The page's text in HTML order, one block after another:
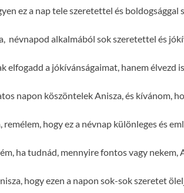
ez a nap tele szeretettel és
névnapod alkalmából sok szeretettel és
elfogadd a jókívánságaimat, hanem
napon köszöntelek Anisza, és kívánom,
remélem, hogy ez a névnap különleges és
ha tudnád, mennyire fontos vagy nekem,
hogy ezen a napon sok-sok szeretet